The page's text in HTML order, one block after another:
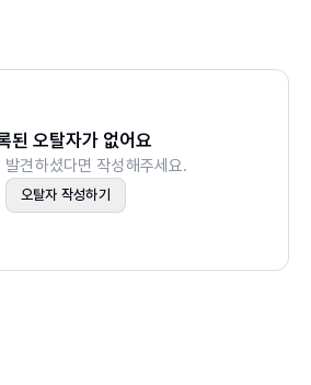
에 선택하기
지 만들기
기
선택하기
된 오탈자가 없어요
발견하셨다면 작성해주세요.
오탈자 작성하기